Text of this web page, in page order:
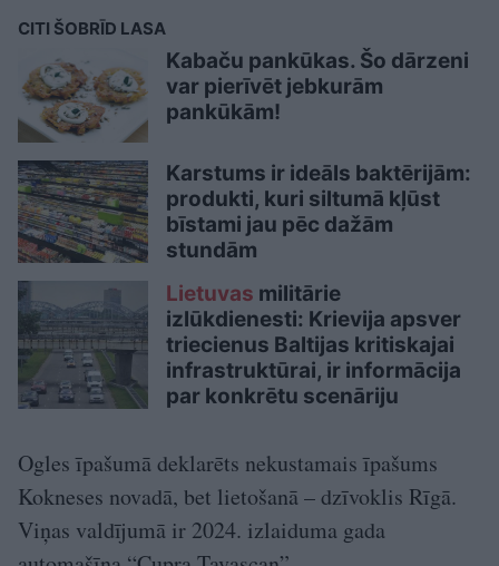
CITI ŠOBRĪD LASA
Kabaču pankūkas. Šo dārzeni
var pierīvēt jebkurām
pankūkām!
Karstums ir ideāls baktērijām:
produkti, kuri siltumā kļūst
bīstami jau pēc dažām
stundām
Lietuvas militārie
izlūkdienesti: Krievija apsver
triecienus Baltijas kritiskajai
infrastruktūrai, ir informācija
par konkrētu scenāriju
Ogles īpašumā deklarēts nekustamais īpašums
Kokneses novadā, bet lietošanā – dzīvoklis Rīgā.
Viņas valdījumā ir 2024. izlaiduma gada